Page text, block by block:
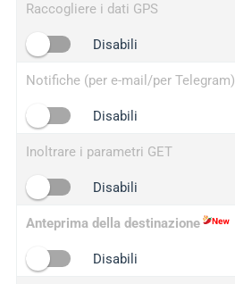
Raccogliere i dati GPS
Disabili
Notifiche (per e-mail/per Telegram)
Disabili
Inoltrare i parametri GET
Disabili
Anteprima della destinazione
Disabili